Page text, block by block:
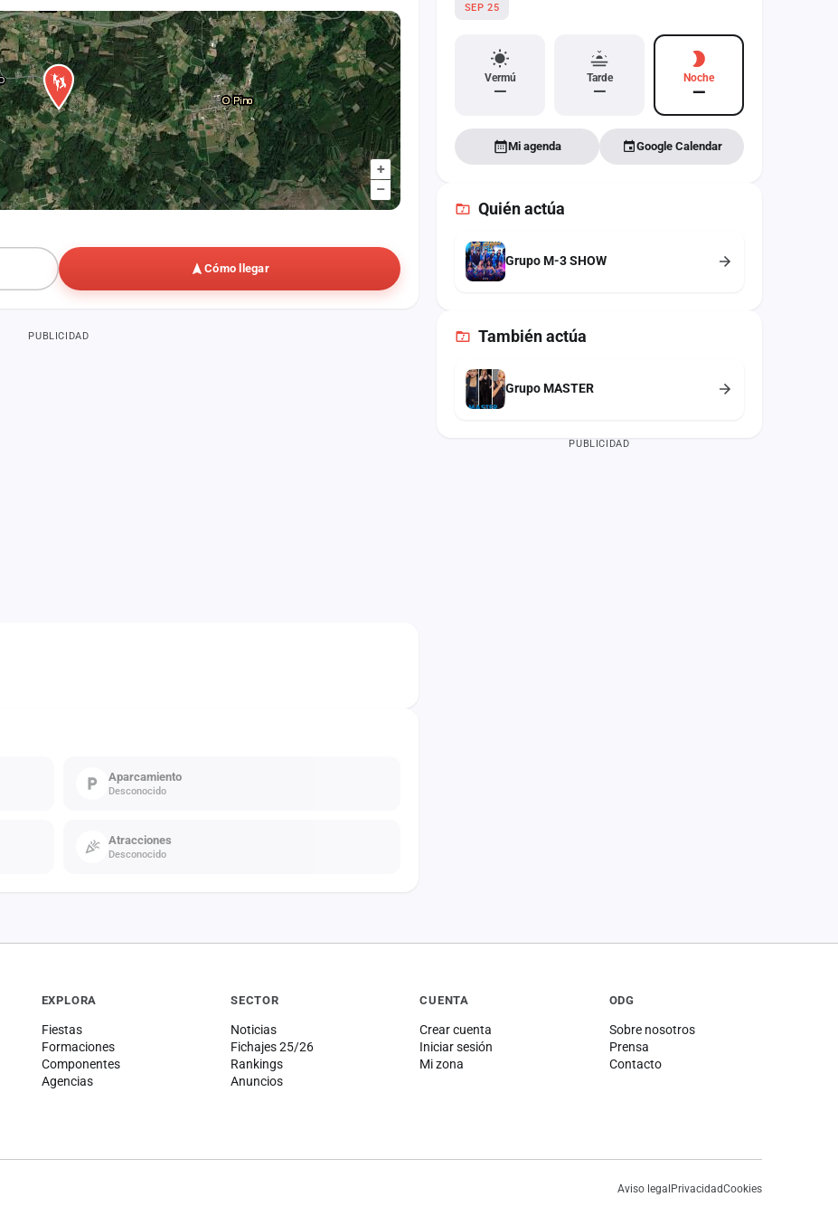
+
–
Cómo llegar
PUBLICIDAD
Aparcamiento
Desconocido
Atracciones
Desconocido
SEP 25
Vermú
—
Tarde
—
Noche
—
Mi agenda Google Calendar
Quién actúa
Grupo M-3 SHOW
Tambiénactúa
Grupo MASTER
PUBLICIDAD
EXPLORA
Fiestas
Formaciones
Componentes
Agencias
SECTOR
Noticias
Fichajes 25/26
Rankings
Anuncios
CUENTA
Crear cuenta
Iniciar sesión
Mi zona
ODG
Sobre nosotros
Prensa
Contacto
Aviso legalPrivacidadCookies